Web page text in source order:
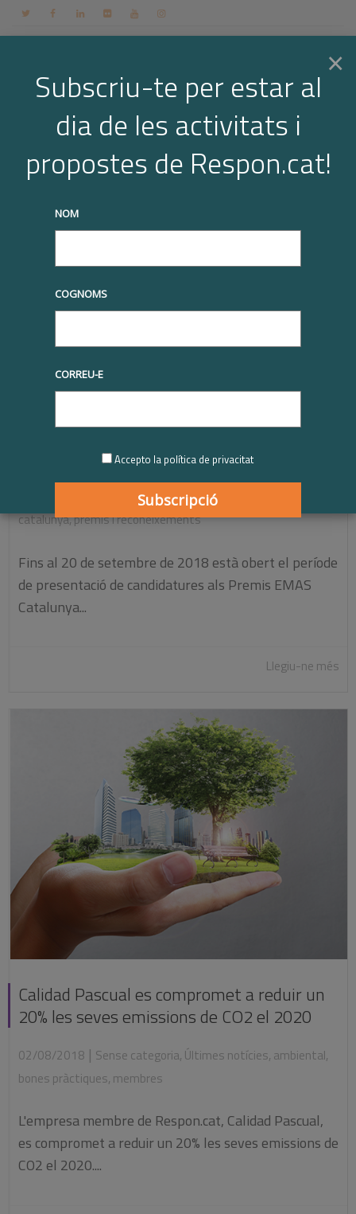
Contacte Espai membres Login CA
Arxiu per a l'etiqueta: ambiental
Home ambiental
Page 4
Oberta la convocatòria dels Premis EMAS
Catalunya 2018
Sense categoria,Últimes notícies
catalunya,premis i reconeixements
Fins al 20 de setembre de 2018 està obert el període
de presentació de candidatures als Premis EMAS
Catalunya...
Llegiu-ne més
Calidad Pascual es compromet a reduir un
20% les seves emissions de CO2 el 2020
02/08/2018 | Sense categoria, Últimes notícies, ambiental,
bones pràctiques, membres
L'empresa membre de Respon.cat, Calidad Pascual,
es compromet a reduir un 20% les seves emissions de
CO2 el 2020....
×
Subscriu-te per estar al
dia de les activitats i
propostes de Respon.cat!
NOM
COGNOMS
CORREU-E
Accepto la política de privacitat